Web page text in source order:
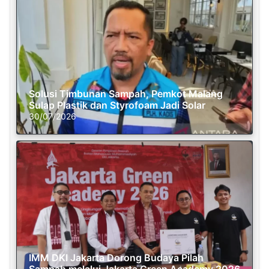
Solusi Timbunan Sampah, Pemkot Malang
Sulap Plastik dan Styrofoam Jadi Solar
30/07/2026
IMM DKI Jakarta Dorong Budaya Pilah